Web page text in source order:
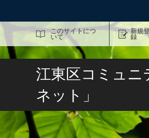
このサイトにつ
いて
新規
録
サイト内検索
江東区コミュニ
ネット」